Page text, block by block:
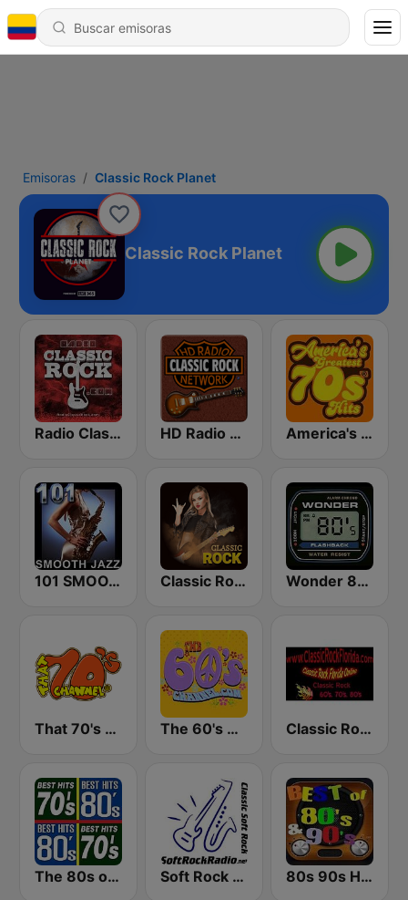
Emisoras Classic Rock Planet
Classic Rock Planet
Radio Classic Rock HD Radio - Classic Rock America's Greatest 70s Hits
101 SMOOTH JAZZ Classic Rock Station Wonder 80's
That 70's Channel The 60's Channel Classic Rock Florida
The 80s on the 80s Soft Rock Radio 80s 90s Hits Radio